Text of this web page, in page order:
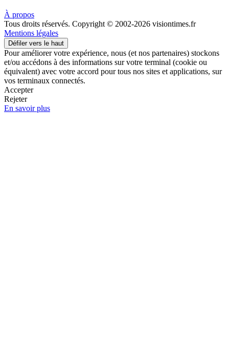
À propos
Tous droits réservés. Copyright © 2002-2026 visiontimes.fr
Mentions légales
Défiler vers le haut
Pour améliorer votre expérience, nous (et nos partenaires) stockons
et/ou accédons à des informations sur votre terminal (cookie ou
équivalent) avec votre accord pour tous nos sites et applications, sur
vos terminaux connectés.
Accepter
Rejeter
En savoir plus